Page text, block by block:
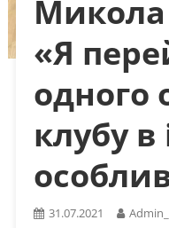
«Я
одного
клубу
31.07.2021